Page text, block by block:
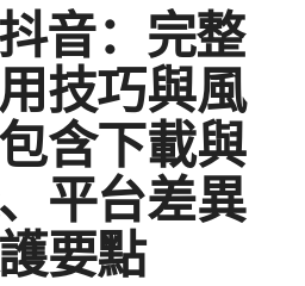
音：完整
技巧與風
含下載與
平台差異
要點